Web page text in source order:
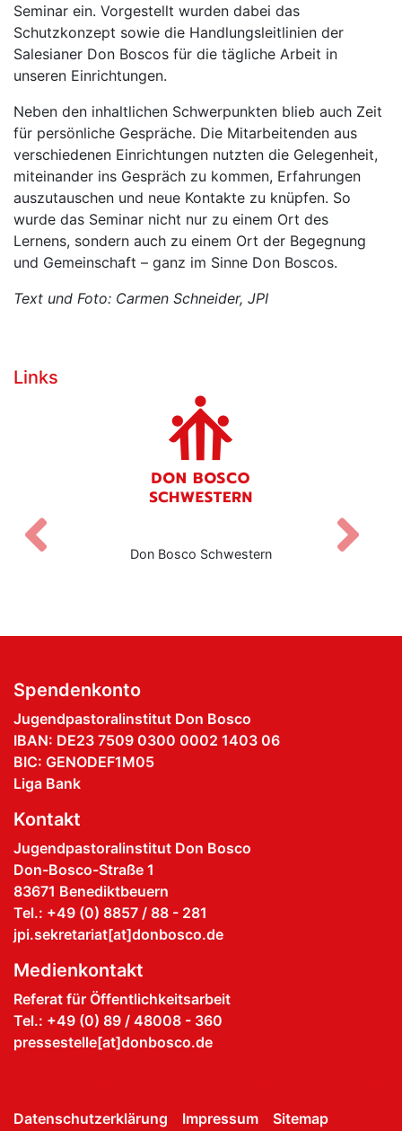
Seminar ein. Vorgestellt wurden dabei das
Schutzkonzept sowie die Handlungsleitlinien der
Salesianer Don Boscos für die tägliche Arbeit in
unseren Einrichtungen.
Neben den inhaltlichen Schwerpunkten blieb auch Zeit
für persönliche Gespräche. Die Mitarbeitenden aus
verschiedenen Einrichtungen nutzten die Gelegenheit,
miteinander ins Gespräch zu kommen, Erfahrungen
auszutauschen und neue Kontakte zu knüpfen. So
wurde das Seminar nicht nur zu einem Ort des
Lernens, sondern auch zu einem Ort der Begegnung
und Gemeinschaft – ganz im Sinne Don Boscos.
Text und Foto: Carmen Schneider, JPI
Links
Don Bosco Schwestern
Zurück
Spendenkonto
Jugendpastoralinstitut Don Bosco
IBAN: DE23 7509 0300 0002 1403 06
BIC: GENODEF1M05
Liga Bank
Kontakt
Jugendpastoralinstitut Don Bosco
Don-Bosco-Straße 1
83671 Benediktbeuern
Tel.: +49 (0) 8857 / 88 - 281
jpi.sekretariat[at]donbosco.de
Medienkontakt
Referat für Öffentlichkeitsarbeit
Tel.: +49 (0) 89 / 48008 - 360
pressestelle[at]donbosco.de
Datenschutzerklärung Impressum Sitemap